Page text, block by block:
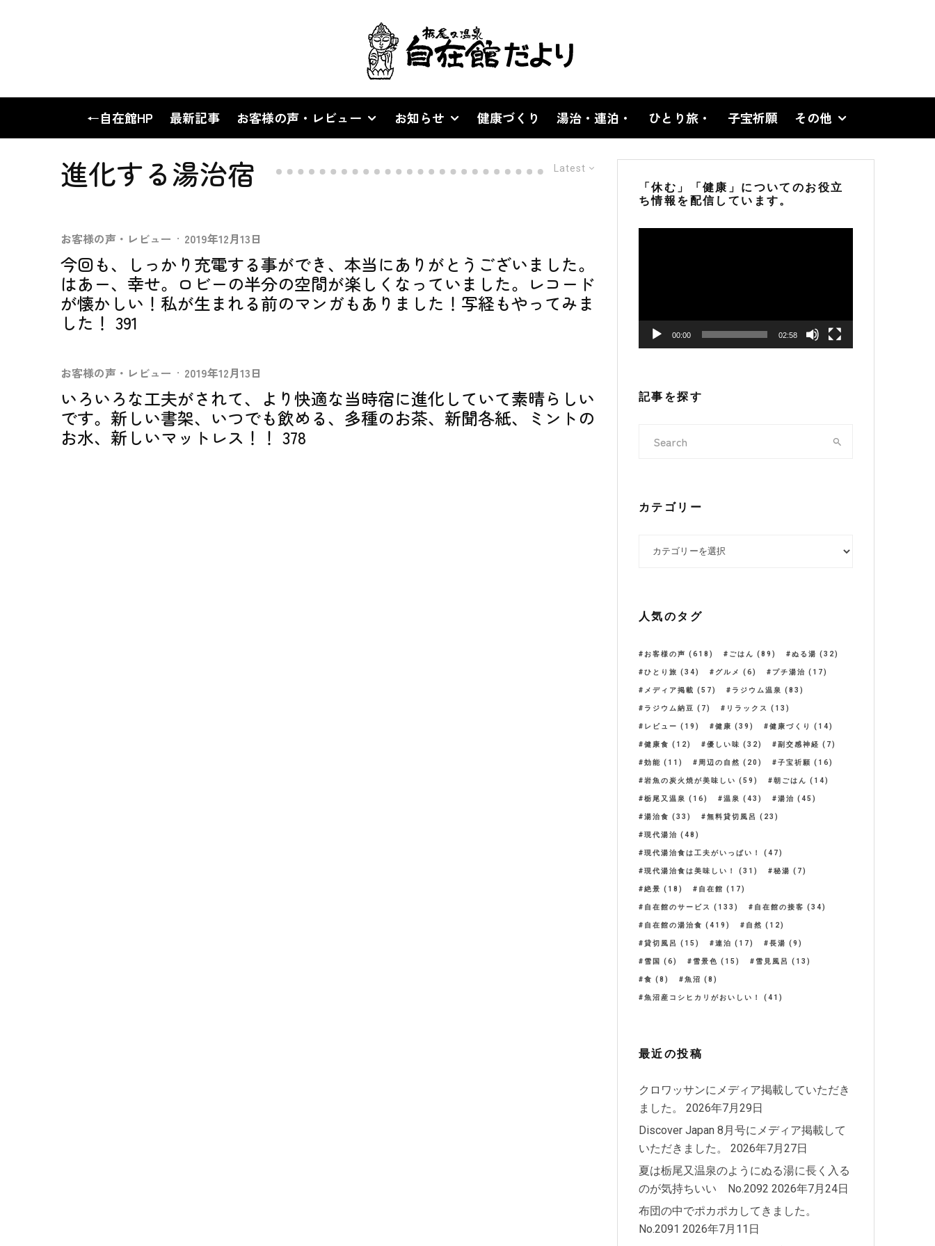
←自在館HP 最新記事 お客様の声・レビュー お知らせ 健康づくり 湯治・連泊・ ひとり旅・ 子宝祈願 その他
Latest
進化する湯治宿
お客様の声・レビュー · 2019年12月13日
今回も、しっかり充電する事ができ、本当にありがとうございました。
はあー、幸せ。ロビーの半分の空間が楽しくなっていました。レコード
が懐かしい！私が生まれる前のマンガもありました！写経もやってみま
した！ 391
お客様の声・レビュー · 2019年12月13日
いろいろな工夫がされて、より快適な当時宿に進化していて素晴らしい
です。新しい書架、いつでも飲める、多種のお茶、新聞各紙、ミントの
お水、新しいマットレス！！ 378
「休む」「健康」についてのお役立
ち情報を配信しています。
00:00 02:58
記事を探す
カテゴリー
人気のタグ
お客様の声 (618) ごはん (89) ぬる湯 (32)
ひとり旅 (34) グルメ (6) プチ湯治 (17)
メディア掲載 (57) ラジウム温泉 (83)
ラジウム納豆 (7) リラックス (13)
レビュー (19) 健康 (39) 健康づくり (14)
健康食 (12) 優しい味 (32) 副交感神経 (7)
効能 (11) 周辺の自然 (20) 子宝祈願 (16)
岩魚の炭火焼が美味しい (59) 朝ごはん (14)
栃尾又温泉 (16) 温泉 (43) 湯治 (45)
湯治食 (33) 無料貸切風呂 (23)
現代湯治 (48)
現代湯治食は工夫がいっぱい！ (47)
現代湯治食は美味しい！ (31) 秘湯 (7)
絶景 (18) 自在館 (17)
自在館のサービス (133) 自在館の接客 (34)
自在館の湯治食 (419) 自然 (12)
貸切風呂 (15) 連泊 (17) 長湯 (9)
雪国 (6) 雪景色 (15) 雪見風呂 (13)
食 (8) 魚沼 (8)
魚沼産コシヒカリがおいしい！ (41)
最近の投稿
クロワッサンにメディア掲載していただき
ました。
2026年7月29日
Discover Japan 8月号にメディア掲載して
いただきました。
2026年7月27日
夏は栃尾又温泉のようにぬる湯に長く入る
のが気持ちいい No.2092 2026年7月24日
布団の中でポカポカしてきました。
No.2091 2026年7月11日